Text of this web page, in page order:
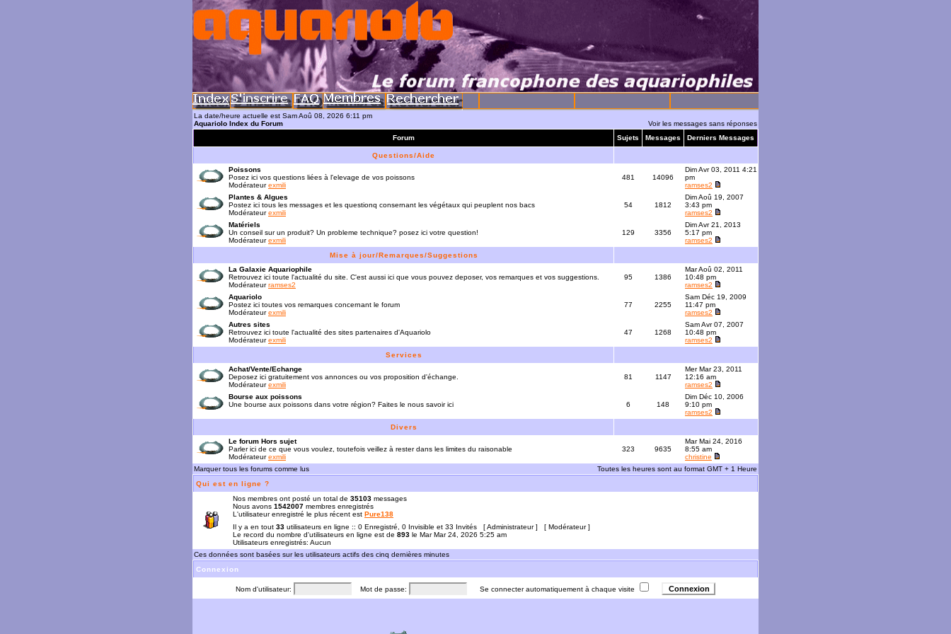
La date/heure actuelle est Sam Aoû 08, 2026 6:11 pm
Aquariolo Index du Forum
Voir les messages sans réponses
Forum
Sujets Messages Derniers Messages
Questions/Aide
Poissons
Posez ici vos questions liées à l'elevage de vos poissons
Modérateurexmili
481 14096
Dim Avr 03, 2011 4:21
pm
ramses2
Plantes & Algues
Postez ici tous les messages et les questionq consernant les végétaux qui peuplent nos bacs
Modérateurexmili
54 1812
Dim Aoû 19, 2007
3:43 pm
ramses2
Matériels
Un conseil sur un produit? Un probleme technique? posez ici votre question!
Modérateurexmili
129 3356
Dim Avr 21, 2013
5:17 pm
ramses2
Mise à jour/Remarques/Suggestions
La Galaxie Aquariophile
Retrouvez ici toute l'actualité du site. C'est aussi ici que vous pouvez deposer, vos remarques et vos suggestions.
Modérateurramses2
95 1386
Mar Aoû 02, 2011
10:48 pm
ramses2
Aquariolo
Postez ici toutes vos remarques concernant le forum
Modérateurexmili
77 2255
Sam Déc 19, 2009
11:47 pm
ramses2
Autres sites
Retrouvez ici toute l'actualité des sites partenaires d'Aquariolo
Modérateurexmili
47 1268
Sam Avr 07, 2007
10:48 pm
ramses2
Services
Achat/Vente/Echange
Deposez ici gratuitement vos annonces ou vos proposition d'échange.
Modérateurexmili
81 1147
Mer Mar 23, 2011
12:16 am
ramses2
Bourse aux poissons
Une bourse aux poissons dans votre région? Faites le nous savoir ici
6 148
Dim Déc 10, 2006
9:10 pm
ramses2
Divers
Le forum Hors sujet
Parler ici de ce que vous voulez, toutefois veillez à rester dans les limites du raisonable
Modérateurexmili
323 9635
Mar Mai 24, 2016
8:55 am
christine
Marquer tous les forums comme lus
Toutes les heures sont au format GMT + 1 Heure
Qui est en ligne ?
Nos membres ont posté un total de 35103 messages
Nous avons 1542007 membres enregistrés
L'utilisateur enregistré le plus récent est Pure138
Il y a en tout 33 utilisateurs en ligne :: 0 Enregistré, 0 Invisible et 33 Invités [Administrateur] [ Modérateur]
Le record du nombre d'utilisateurs en ligne est de 893 le Mar Mar 24, 2026 5:25 am
Utilisateurs enregistrés: Aucun
Ces données sont basées sur les utilisateurs actifs des cinq dernières minutes
Connexion
Nom d'utilisateur: Mot de passe: Se connecter automatiquement à chaque visite